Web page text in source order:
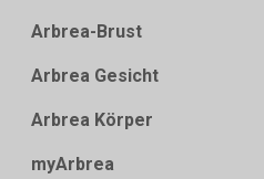
Arbrea-Brust
Arbrea Gesicht
Arbrea Körper
myArbrea